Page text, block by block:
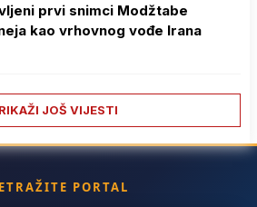
prvi snimci Modžtabe
kao vrhovnog vođe Irana
JOŠ VIJESTI
PORTAL